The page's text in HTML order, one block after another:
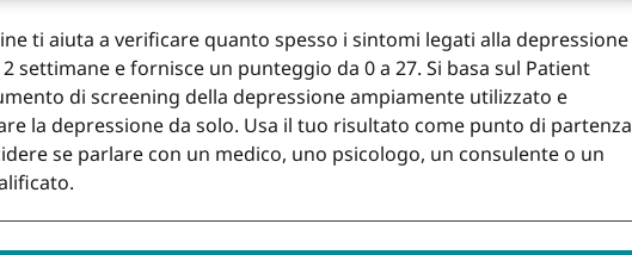
ti aiuta a verificare quanto spesso i sintomi legati alla depressione
settimane e fornisce un punteggio da 0 a 27. Si basa sul Patient
di screening della depressione ampiamente utilizzato e
la depressione da solo. Usa il tuo risultato come punto di partenza
se parlare con un medico, uno psicologo, un consulente o un